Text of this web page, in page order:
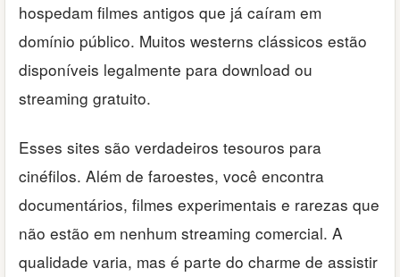
hospedam filmes antigos que já caíram em
domínio público. Muitos westerns clássicos estão
disponíveis legalmente para download ou
streaming gratuito.
Esses sites são verdadeiros tesouros para
cinéfilos. Além de faroestes, você encontra
documentários, filmes experimentais e rarezas que
não estão em nenhum streaming comercial. A
qualidade varia, mas é parte do charme de assistir